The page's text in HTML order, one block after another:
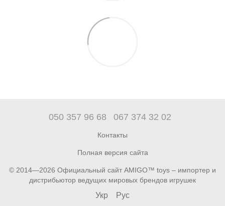
050 357 96 68 067 374 32 02
Контакты
Полная версия сайта
© 2014—2026 Официальный сайт AMIGO™ toys – импортер и
дистрибьютор ведущих мировых брендов игрушек
Укр Рус